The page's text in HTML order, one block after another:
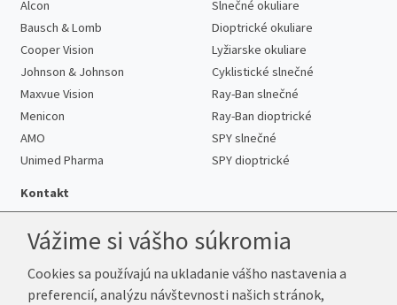
Alcon
Bausch & Lomb
Cooper Vision
Johnson & Johnson
Maxvue Vision
Menicon
AMO
Unimed Pharma
Slnečné okuliare
Dioptrické okuliare
Lyžiarske okuliare
Cyklistické slnečné
Ray-Ban slnečné
Ray-Ban dioptrické
SPY slnečné
SPY dioptrické
Kontakt
Telefón:+421 222 205 863
E-mail:info@k-sosovky.sk
Vážime si vášho súkromia
Cookies sa používajú na ukladanie vášho nastavenia a
preferencií, analýzu návštevnosti našich stránok,